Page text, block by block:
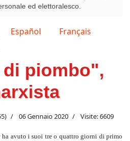
ed elettoralesco.
Español
Français
piombo",
06 Gennaio 2020 Visite: 6609
ha avuto i suoi tre o quattro giorni di primo